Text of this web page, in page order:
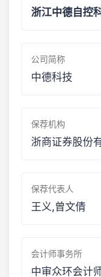
浙江中德自控
公司简称
中德科技
保荐机构
浙商证券股份
保荐代表人
王义,曾文倩
会计师事务所
中审众环会计